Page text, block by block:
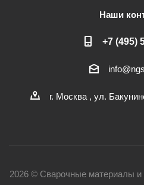
Наши
+7 (495)
г. Москва , ул.
2026 © Сварочные материалы